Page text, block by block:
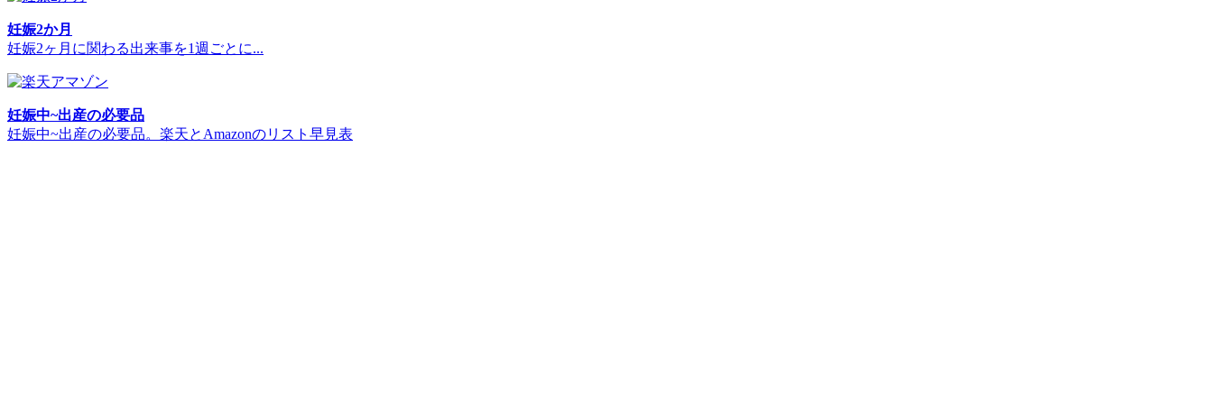
妊娠2か月
妊娠2ヶ月に関わる出来事を1週ごとに...
妊娠中~出産の必要品
妊娠中~出産の必要品。楽天とAmazonのリスト早見表